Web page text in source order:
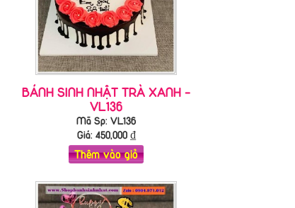
BÁNH SINH NHẬT TRÀ XANH -
VL136
Mã Sp: VL136
Giá: 450,000₫
Thêm vào giỏ